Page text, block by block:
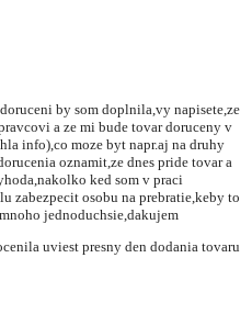
by som doplnila,vy napisete,ze
a ze mi bude tovar doruceny v
info),co moze byt napr.aj na druhy
oznamit,ze dnes pride tovar a
ked som v praci
zabezpecit osobu na prebratie,keby to
jednoduchsie,dakujem
uviest presny den dodania tovaru